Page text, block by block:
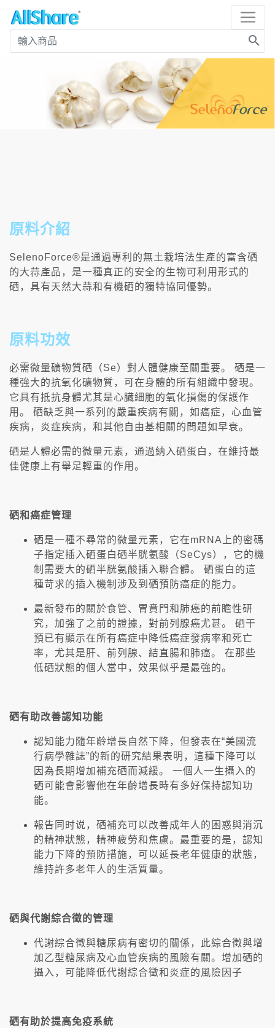
search
原料介紹
SelenoForce®是通過專利的無土栽培法生產的富含硒
的大蒜產品，是一種真正的安全的生物可利用形式的
硒，具有天然大蒜和有機硒的獨特協同優勢。
原料功效
必需微量礦物質硒（Se）對人體健康至關重要。 硒是一
種強大的抗氧化礦物質，可在身體的所有組織中發現。
它具有抵抗身體尤其是心臟細胞的氧化損傷的保護作
用。 硒缺乏與一系列的嚴重疾病有關，如癌症，心血管
疾病，炎症疾病，和其他自由基相關的問題如早衰。
硒是人體必需的微量元素，通過納入硒蛋白，在維持最
佳健康上有舉足輕重的作用。
硒和癌症管理
硒是一種不尋常的微量元素，它在mRNA上的密碼
子指定插入硒蛋白硒半胱氨酸（SeCys），它的機
制需要大的硒半胱氨酸插入聯合體。 硒蛋白的這
種苛求的插入機制涉及到硒預防癌症的能力。
最新發布的關於食管、胃賁門和肺癌的前瞻性研
究，加強了之前的證據，對前列腺癌尤甚。 硒干
預已有顯示在所有癌症中降低癌症發病率和死亡
率，尤其是肝、前列腺、結直腸和肺癌。 在那些
低硒狀態的個人當中，效果似乎是最強的。
硒有助改善認知功能
認知能力隨年齡增長自然下降，但發表在“美國流
行病學雜誌”的新的研究結果表明，這種下降可以
因為長期增加補充硒而減緩。 一個人一生攝入的
硒可能會影響他在年齡增長時有多好保持認知功
能。
報告同时说，硒補充可以改善成年人的困惑與消沉
的精神狀態，精神疲勞和焦慮。最重要的是，認知
能力下降的預防措施，可以延長老年健康的狀態，
維持許多老年人的生活質量。
硒與代謝綜合徵的管理
代謝綜合徵與糖尿病有密切的關係，此綜合徵與增
加乙型糖尿病及心血管疾病的風險有關。增加硒的
攝入，可能降低代謝綜合徵和炎症的風險因子
硒有助於提高免疫系統